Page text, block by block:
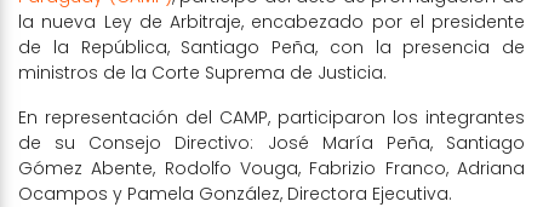
la nueva Ley de Arbitraje, encabezado por el presidente
de la República, Santiago Peña, con la presencia de
ministros de la Corte Suprema de Justicia.
En representación del CAMP, participaron los integrantes
de su Consejo Directivo: José María Peña, Santiago
Gómez Abente, Rodolfo Vouga, Fabrizio Franco, Adriana
Ocampos y Pamela González, Directora Ejecutiva.